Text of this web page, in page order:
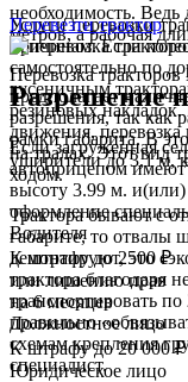
необходимость.
метров, а рабочая
Перевозка
предполагает
разрешения, так как
рамки габарита. В
уширители до 3,1 м,
Услуги перевозки
причинам. Если
самостоятельно по
гусеничным
резиновых
движения, перевозка
на тралах. Этот вид
ходом.
Трактора бывают с
габарите, то отвалы
демонтируют, это
трактора благодаря
транспортировать
правильно
схемам крепления
специалист.
Перевезти трактор
Разрешение
Если загруженная
автоприцепом
высоту 3.99 м. и(или)
оформление
Водителя
К штрафу до 2500 ₽
или лишению прав
на 6 месяцев
Должностное лицо
К штрафу до 20 000 ₽
Юридическое лицо